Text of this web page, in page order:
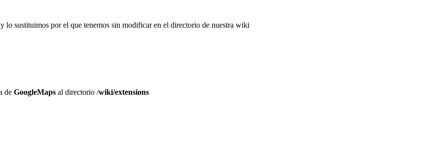
y lo sustituimos por el que tenemos sin modificar en el directorio de nuestra wiki
de GoogleMaps al directorio /wiki/extensions